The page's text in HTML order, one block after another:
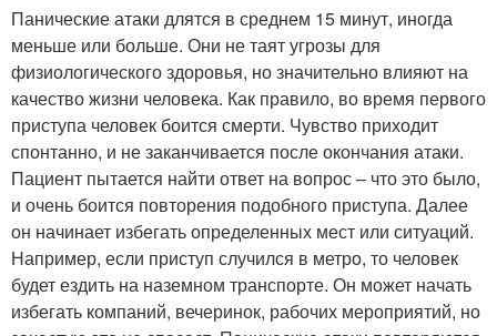
Панические атаки длятся в среднем 15 минут, иногда
меньше или больше. Они не таят угрозы для
физиологического здоровья, но значительно влияют на
качество жизни человека. Как правило, во время первого
приступа человек боится смерти. Чувство приходит
спонтанно, и не заканчивается после окончания атаки.
Пациент пытается найти ответ на вопрос – что это было,
и очень боится повторения подобного приступа. Далее
он начинает избегать определенных мест или ситуаций.
Например, если приступ случился в метро, то человек
будет ездить на наземном транспорте. Он может начать
избегать компаний, вечеринок, рабочих мероприятий, но